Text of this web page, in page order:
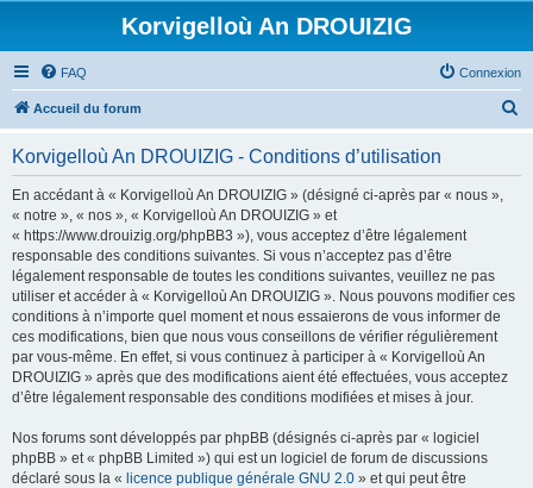
Korvigelloù An DROUIZIG
FAQ Connexion
Accueil du forum
Korvigelloù An DROUIZIG - Conditions d’utilisation
En accédant à « Korvigelloù An DROUIZIG » (désigné ci-après par « nous »,
« notre », « nos », « Korvigelloù An DROUIZIG » et
« https://www.drouizig.org/phpBB3 »), vous acceptez d’être légalement
responsable des conditions suivantes. Si vous n’acceptez pas d’être
légalement responsable de toutes les conditions suivantes, veuillez ne pas
utiliser et accéder à « Korvigelloù An DROUIZIG ». Nous pouvons modifier ces
conditions à n’importe quel moment et nous essaierons de vous informer de
ces modifications, bien que nous vous conseillons de vérifier régulièrement
par vous-même. En effet, si vous continuez à participer à « Korvigelloù An
DROUIZIG » après que des modifications aient été effectuées, vous acceptez
d’être légalement responsable des conditions modifiées et mises à jour.
Nos forums sont développés par phpBB (désignés ci-après par « logiciel
phpBB » et « phpBB Limited ») qui est un logiciel de forum de discussions
déclaré sous la « licence publique générale GNU 2.0 » et qui peut être